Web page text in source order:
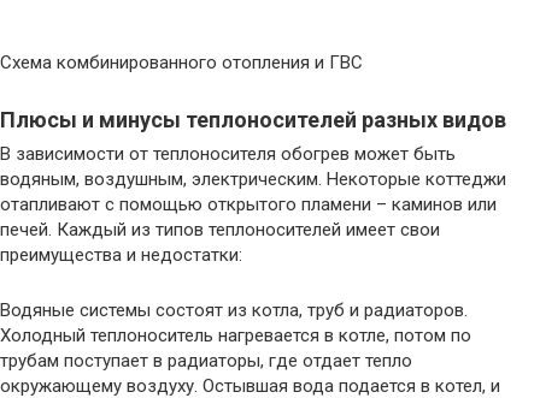
Схема комбинированного отопления и ГВС
Плюсы и минусы теплоносителей разных видов
В зависимости от теплоносителя обогрев может быть
водяным, воздушным, электрическим. Некоторые коттеджи
отапливают с помощью открытого пламени – каминов или
печей. Каждый из типов теплоносителей имеет свои
преимущества и недостатки:
Водяные системы состоят из котла, труб и радиаторов.
Холодный теплоноситель нагревается в котле, потом по
трубам поступает в радиаторы, где отдает тепло
окружающему воздуху. Остывшая вода подается в котел, и